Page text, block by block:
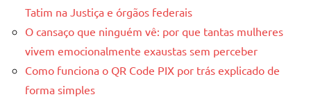
Tatim na Justiça e órgãos federais
O cansaço que ninguém vê: por que tantas mulheres
vivem emocionalmente exaustas sem perceber
Como funciona o QR Code PIX por trás explicado de
forma simples